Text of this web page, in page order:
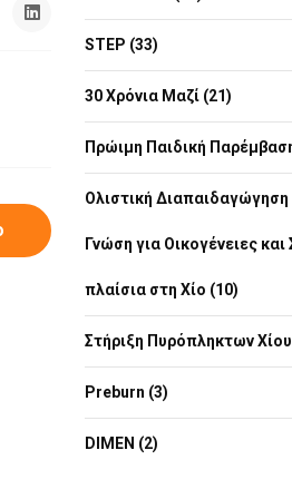
STEP (33)
30 Χρόνια Μαζί (21)
Πρώιμη Παιδική
Ολιστική Διαπαιδαγώγηση
Γνώση για Οικογένειες και
πλαίσια στη Χίο (10)
Στήριξη Πυρόπληκτων
Preburn (3)
DIMEN (2)